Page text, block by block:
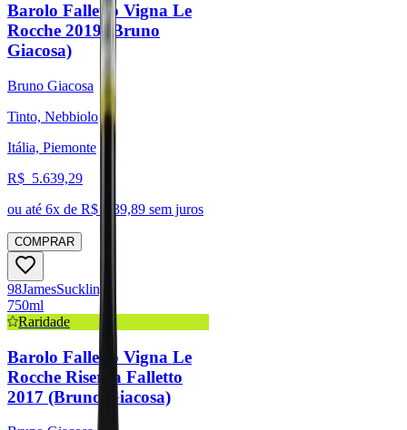
Barolo Falletto Vigna Le
Rocche 2019 (Bruno
Giacosa)
Bruno Giacosa
Tinto, Nebbiolo
Itália, Piemonte
R$ 5.639,29
ou até 6x de R$ 939,89 sem juros
COMPRAR
98JamesSuckling
750ml
Raridade
Barolo Falletto Vigna Le
Rocche Riserva Falletto
2017 (Bruno Giacosa)